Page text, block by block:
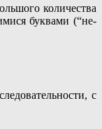
количества
буквами (“не-
с